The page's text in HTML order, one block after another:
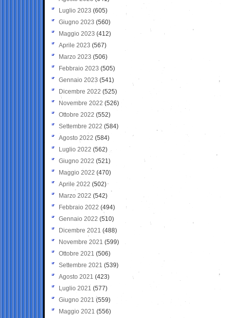
Luglio 2023 (605)
Giugno 2023 (560)
Maggio 2023 (412)
Aprile 2023 (567)
Marzo 2023 (506)
Febbraio 2023 (505)
Gennaio 2023 (541)
Dicembre 2022 (525)
Novembre 2022 (526)
Ottobre 2022 (552)
Settembre 2022 (584)
Agosto 2022 (584)
Luglio 2022 (562)
Giugno 2022 (521)
Maggio 2022 (470)
Aprile 2022 (502)
Marzo 2022 (542)
Febbraio 2022 (494)
Gennaio 2022 (510)
Dicembre 2021 (488)
Novembre 2021 (599)
Ottobre 2021 (506)
Settembre 2021 (539)
Agosto 2021 (423)
Luglio 2021 (577)
Giugno 2021(559)
Maggio 2021 (556)